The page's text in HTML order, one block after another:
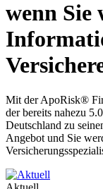
wenn Sie
Mit der ApoRisk®
der bereits nahezu
Deutschland zu
Angebot und Sie